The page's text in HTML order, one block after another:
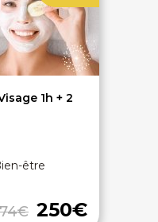
1h + 2
être
250€